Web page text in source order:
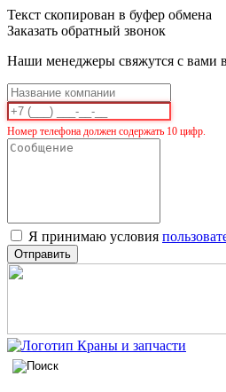
Текст скопирован в буфер обмена
Заказать обратный звонок
Наши менеджеры свяжутся с вами
Номер телефона должен содержать 10 цифр.
Я принимаю условия
Отправить